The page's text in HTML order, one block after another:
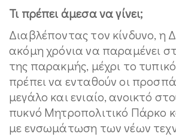
Τι πρέπει άμεσα να γίνει;
Διαβλέποντας τον κίνδυνο, η
ακόμη χρόνια να παραμένει
της παρακμής, μέχρι το
πρέπει να ενταθούν οι
μεγάλο και ενιαίο, ανοικτό
πυκνό Μητροπολιτικό Πάρκο
με ενσωμάτωση των νέων